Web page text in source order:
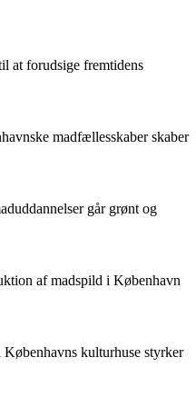
at forudsige fremtidens
madfællesskaber skaber
går grønt og
af madspild i København
kulturhuse styrker